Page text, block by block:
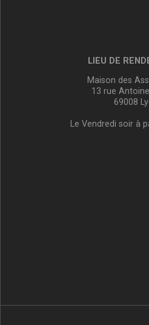
LIEU DE
Maison des
13 rue
69008
Le Vendredi soir à